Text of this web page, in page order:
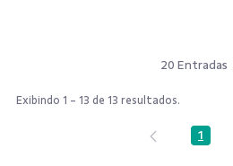
20 Entradas
Exibindo 1 - 13 de 13 resultados.
Página
1